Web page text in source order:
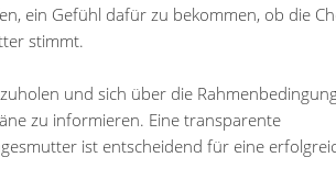
ein Gefühl dafür zu bekommen, ob die
stimmt.
und sich über die
zu informieren. Eine transparente
ist entscheidend für eine